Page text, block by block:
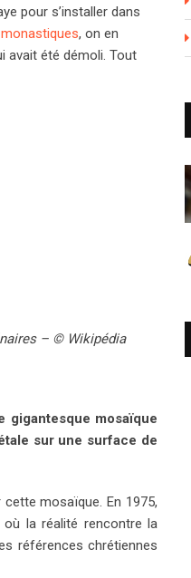
pour s’installer dans
, on en
avait été démoli. Tout
– © Wikipédia
gigantesque mosaïque
sur une surface de
mosaïque. En 1975,
où la réalité rencontre la
références chrétiennes